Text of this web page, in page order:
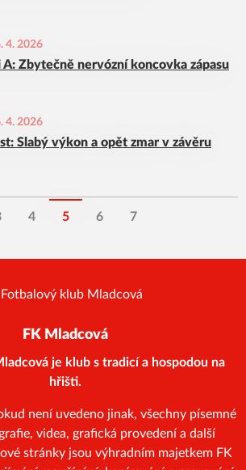
4. 2026
A: Zbytečně nervózní koncovka zápasu
4. 2026
Slabý výkon a opět zmar v závěru
4 5 6 7
FK Mladcová
je klub s tradicí a hospodou na
hřišti.
není uvedeno jinak, všechny písemné
videa, grafická provedení a další
stránky jsou výhradním majetkem FK